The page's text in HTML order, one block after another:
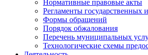
Нормативные правовые акты
Регламенты государственных
Формы обращений
Порядок обжалования
Перечень муниципальных
Технологические схемы